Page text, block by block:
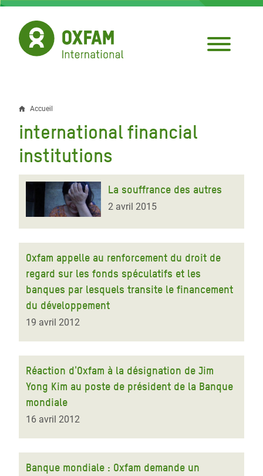
Aller
contenu
principal
Fil
d'Ariane
Accueil
international financial
institutions
La souffrance des autres
2 avril 2015
Oxfam appelle au renforcement du droit de
regard sur les fonds spéculatifs et les
banques par lesquels transite le financement
du développement
19 avril 2012
Réaction d'Oxfam à la désignation de Jim
Yong Kim au poste de président de la Banque
mondiale
16 avril 2012
Banque mondiale : Oxfam demande un